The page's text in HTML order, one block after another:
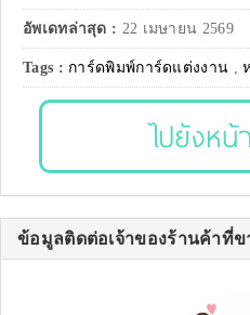
อัพเดทล่าสุด : 22 เมษายน 2569
Tags : การ์ดพิมพ์การ์ดแต่งงาน ,
ไปยังห
ข้อมูลติดต่อเจ้าของร้านค้าที่